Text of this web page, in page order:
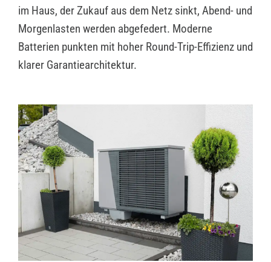
im Haus, der Zukauf aus dem Netz sinkt, Abend- und
Morgenlasten werden abgefedert. Moderne
Batterien punkten mit hoher Round-Trip-Effizienz und
klarer Garantiearchitektur.